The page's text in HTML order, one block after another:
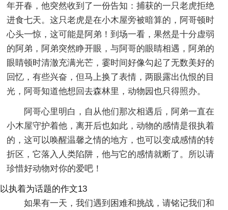
年开春，他突然收到了一份告知：捕获的一只老虎拒绝
进食七天。这只老虎是在小木屋旁被暗算的，阿哥顿时
心头一惊，这可能是阿弟！到场一看，果然是十分虚弱
的阿弟，阿弟突然睁开眼，与阿哥的眼睛相遇，阿弟的
眼睛顿时清澈充满光芒，霎时间好像勾起了无数美好的
回忆，有些兴奋，但马上换了表情，两眼露出仇恨的目
光，阿哥知道他想回去森林里，动物园也只得照办。
阿哥心里明白，自从他们那次相遇后，阿弟一直在
小木屋守护着他，离开后也如此，动物的感情是很执着
的，这可以唤醒温馨之情的地方，也可以变成感情的转
折区，它落入人类陷阱，他与它的感情就断了。所以请
珍惜好动物对你的爱吧！
以执着为话题的作文13
如果有一天，我们遇到困难和挑战，请铭记我们和